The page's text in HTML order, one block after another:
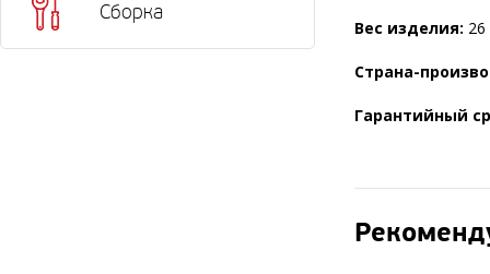
Сборка
Вес изделия: 26
Страна-
Гарантийный